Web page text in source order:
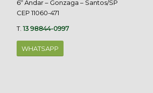
6º Andar – Gonzaga – Santos/SP
CEP 11060-471
T.13 98844-0997
WHATSAPP